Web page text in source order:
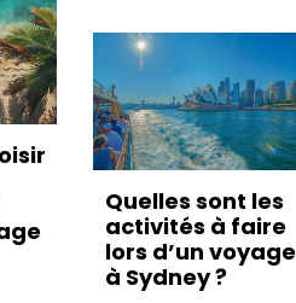
Quelles sont les
activités à faire
lors d’un voyage
à Sydney ?